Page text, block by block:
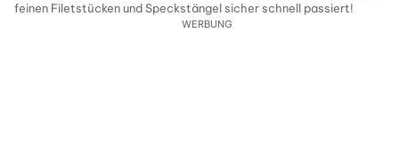
feinen Filetstücken und Speckstängel sicher schnell passiert!
WERBUNG